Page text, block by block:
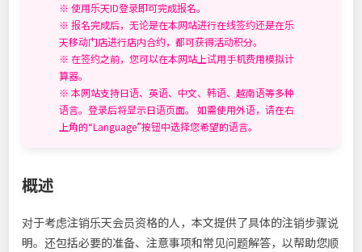
※ 使用乐天ID登录即可完成报名。
※ 报名完成后，无论是在本网站进行在线签约还是在乐
天移动门店进行店内合约，都可获得活动积分。
※ 在签约之前，您可以在本网站上试用手机费用模拟计
算器。
※ 本网站支持日语、英语、中文、韩语、越南语等多种
语言。登录后将显示日语页面。 如需使用外语，请在右
上角的“Language”按钮中选择您希望的语言。
概述
对于考虑注销乐天会员资格的人，本文提供了具体的注销步骤说
明。还包括必要的准备、注意事项和常见问题解答，以帮助您顺